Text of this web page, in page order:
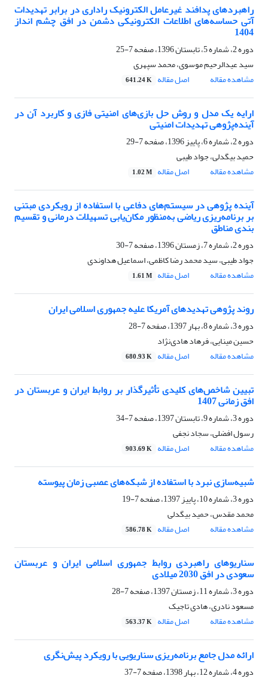
راهبردهای پدافند غیرعامل الکترونیک راداری در برابر تهدیدات
آتی حساسه‌های اطلاعات الکترونیکی دشمن در افق چشم انداز
1404
دوره 2، شماره 5، تابستان 1396، صفحه
7-25
سید عیدالرحیم موسوی، محمد سپهری
مشاهده مقاله
اصل مقاله 641.24 K
ارایه یک مدل و روش حل بازی‌های امنیتی فازی و کاربرد آن در
آینده‌‌پژوهی تهدیدات امنیتی
دوره 2، شماره 6، پاییز 1396، صفحه
7-29
حمید بیگدلی، جواد طیبی
مشاهده مقاله
اصل مقاله 1.02 M
آینده پژوهی در سیستم‌های دفاعی با استفاده از رویکردی مبتنی
بر برنامه‌ریزی ریاضی به‌منظور مکان‌یابی تسهیلات درمانی و تقسیم
بندی مناطق
دوره 2، شماره 7، زمستان 1396، صفحه
7-30
جواد طیبی، سید محمد رضا کاظمی، اسماعیل هداوندی
مشاهده مقاله
اصل مقاله 1.61 M
روند پژوهی تهدیدهای آمریکا علیه جمهوری اسلامی ایران
دوره 3، شماره 8، بهار 1397، صفحه
7-28
حسین مینایی، فرهاد هادی‌نژاد
مشاهده مقاله
اصل مقاله 680.93 K
تبیین شاخص‌های کلیدی تأثیرگذار بر روابط ایران و عربستان در
افق زمانی 1407
دوره 3، شماره 9، تابستان 1397، صفحه
7-34
رسول افضلی، سجاد نجفی
مشاهده مقاله
اصل مقاله 903.69 K
شبیه‌سازی نبرد با استفاده از شبکه‌های عصبی زمان پیوسته
دوره 3، شماره 10، پاییز 1397، صفحه
7-19
محمد مقدس، حمید بیگدلی
مشاهده مقاله
اصل مقاله 586.78 K
سناریوهای راهبردی روابط جمهوری اسلامی ایران و عربستان
سعودی در افق 2030 میلادی
دوره 3، شماره 11، زمستان 1397، صفحه
7-28
مسعود نادری، هادی تاجیک
مشاهده مقاله
اصل مقاله 563.37 K
ارائه مدل جامع برنامه‌ریزی سناریویی با رویکرد پیش‌نگری
دوره 4، شماره 12، بهار 1398، صفحه 7-37